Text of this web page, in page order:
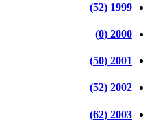
1999 (52)
2000 (0)
2001 (50)
2002 (52)
2003 (62)